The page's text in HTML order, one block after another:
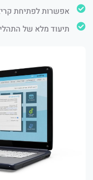
אפשרות לפתיחת
תיעוד מלא של